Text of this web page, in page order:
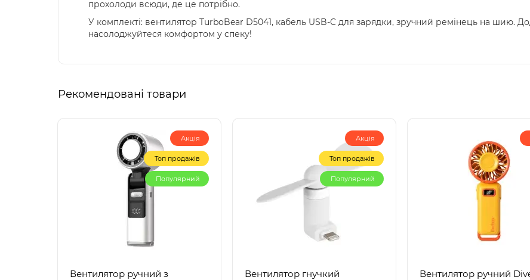
прохолоди всюди, де це потрібно.
У комплекті: вентилятор TurboBear D5041, кабель USB-C для зарядки, зручний ремінець на шию.
насолоджуйтеся комфортом у спеку!
Рекомендовані товари
Акція
Топ продажів
Популярний
Вентилятор ручний з
Акція
Топ продажів
Популярний
Вентилятор гнучкий
Вентилятор ручний